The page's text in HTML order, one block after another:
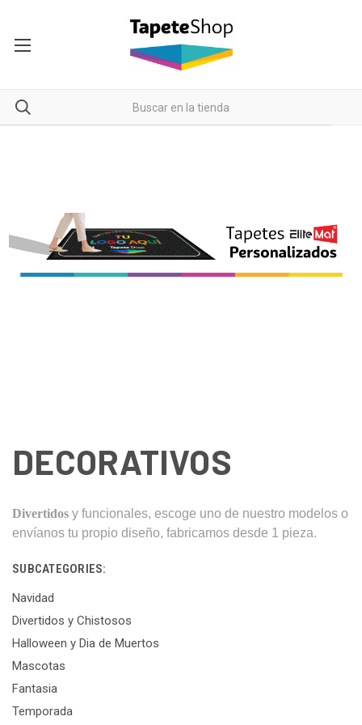
DECORATIVOS
Divertidos y funcionales, escoge uno de nuestro modelos o
envíanos tu propio diseño, fabricamos desde 1 pieza.
SUBCATEGORIES:
Navidad
Divertidos y Chistosos
Halloween y Dia de Muertos
Mascotas
Fantasia
Temporada